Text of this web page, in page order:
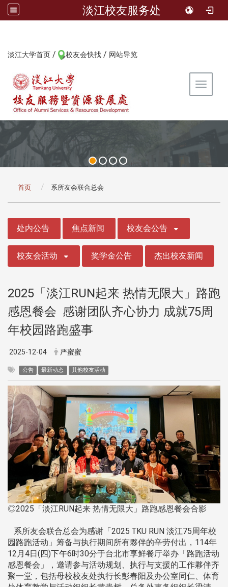
淡江校友服务处
淡江大学首页 / 校友会快找 / 网站导览
Toggle
首页 系所友会联合总会
处内公告 焦点新闻 校友会公告
校友会活动 奖学金公告 杰出校友新闻
2025「淡江RUN起来 热情无限大」路跑
感恩餐会 感谢团队齐心协力 成就75周
年校园路跑盛事
2025-12-04 严蜜蜜
公告 最新动态 其他校友活动
◎2025「淡江RUN起来 热情无限大」路跑感恩餐会合影
系所友会联合总会为感谢「2025 TKU RUN 淡江75周年校
园路跑活动」筹备与执行期间所有夥伴的辛劳付出，114年
12月4日(四)下午6时30分于台北市享鲜餐厅举办「路跑活动
感恩餐会」，邀请参与活动规划、执行与支援的工作夥伴齐
聚一堂，包括母校校友处执行长彭春阳及办公室同仁、体育